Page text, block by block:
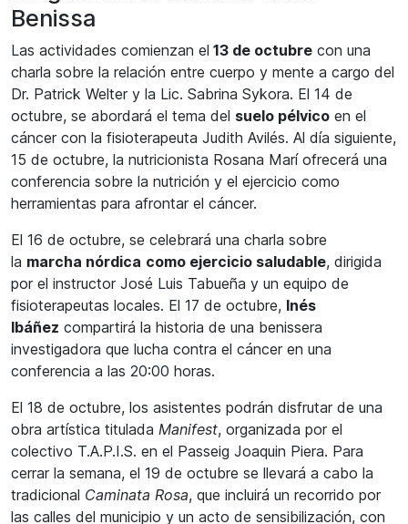
Benissa
Las actividades comienzan el 13 de octubre con una
charla sobre la relación entre cuerpo y mente a cargo del
Dr. Patrick Welter y la Lic. Sabrina Sykora. El 14 de
octubre, se abordará el tema del suelo pélvico en el
cáncer con la fisioterapeuta Judith Avilés. Al día siguiente,
15 de octubre, la nutricionista Rosana Marí ofrecerá una
conferencia sobre la nutrición y el ejercicio como
herramientas para afrontar el cáncer.
El 16 de octubre, se celebrará una charla sobre
la marcha nórdica como ejercicio saludable, dirigida
por el instructor José Luis Tabueña y un equipo de
fisioterapeutas locales. El 17 de octubre, Inés
Ibáñez compartirá la historia de una benissera
investigadora que lucha contra el cáncer en una
conferencia a las 20:00 horas.
El 18 de octubre, los asistentes podrán disfrutar de una
obra artística titulada Manifest, organizada por el
colectivo T.A.P.I.S. en el Passeig Joaquin Piera. Para
cerrar la semana, el 19 de octubre se llevará a cabo la
tradicional Caminata Rosa, que incluirá un recorrido por
las calles del municipio y un acto de sensibilización, con